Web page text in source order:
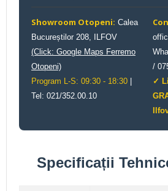
Showroom Otopeni: Calea
Bucureștilor 208, ILFOV
(Click: Google Maps Ferremo
Otopeni)
Program L-S: 09:30 - 18:30
Tel: 021/352.00.10
/
✓
Specificații